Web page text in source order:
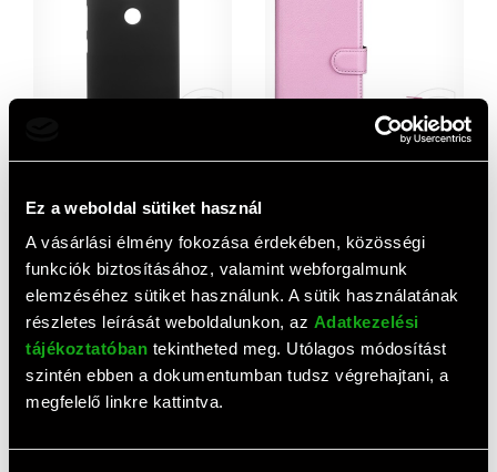
Ez a weboldal sütiket használ
A vásárlási élmény fokozása érdekében, közösségi
funkciók biztosításához, valamint webforgalmunk
elemzéséhez sütiket használunk. A sütik használatának
részletes leírását weboldalunkon, az Adatkezelési
tájékoztatóban tekintheted meg. Utólagos módosítást
szintén ebben a dokumentumban tudsz végrehajtani, a
megfelelő linkre kattintva.
műanyag telefonvédő
funkció, prémium)
rózsaszín